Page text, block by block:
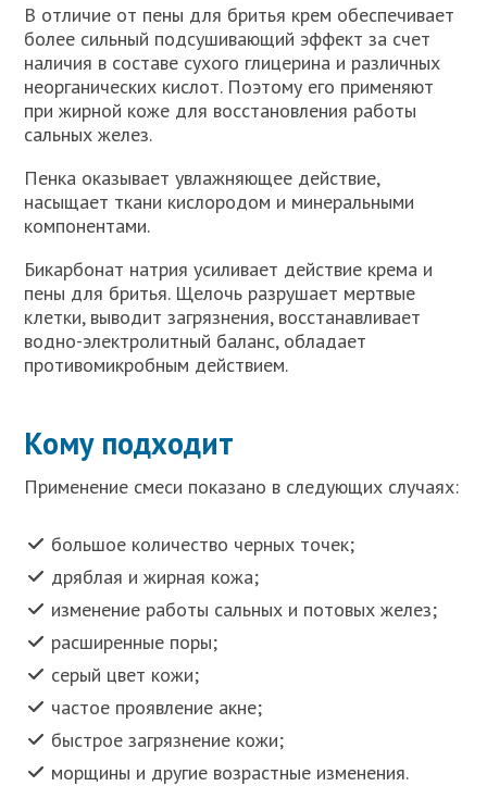
В отличие от пены для бритья крем обеспечивает
более сильный подсушивающий эффект за счет
наличия в составе сухого глицерина и различных
неорганических кислот. Поэтому его применяют
при жирной коже для восстановления работы
сальных желез.
Пенка оказывает увлажняющее действие,
насыщает ткани кислородом и минеральными
компонентами.
Бикарбонат натрия усиливает действие крема и
пены для бритья. Щелочь разрушает мертвые
клетки, выводит загрязнения, восстанавливает
водно-электролитный баланс, обладает
противомикробным действием.
Кому подходит
Применение смеси показано в следующих случаях:
большое количество черных точек;
дряблая и жирная кожа;
изменение работы сальных и потовых желез;
расширенные поры;
серый цвет кожи;
частое проявление акне;
быстрое загрязнение кожи;
морщины и другие возрастные изменения.